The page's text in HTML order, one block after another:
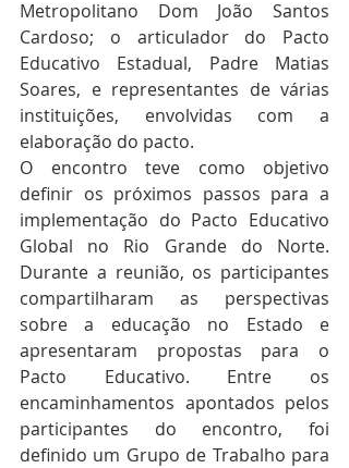
Metropolitano Dom João Santos
Cardoso; o articulador do Pacto
Educativo Estadual, Padre Matias
Soares, e representantes de várias
instituições, envolvidas com a
elaboração do pacto.
O encontro teve como objetivo
definir os próximos passos para a
implementação do Pacto Educativo
Global no Rio Grande do Norte.
Durante a reunião, os participantes
compartilharam as perspectivas
sobre a educação no Estado e
apresentaram propostas para o
Pacto Educativo. Entre os
encaminhamentos apontados pelos
participantes do encontro, foi
definido um Grupo de Trabalho para